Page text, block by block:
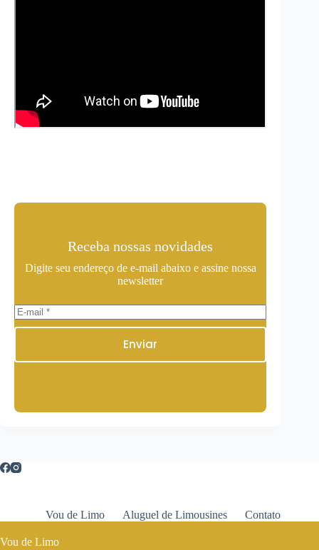
Receba nossas novidades
Digite seu endereço de e-mail abaixo e assine nossa
newsletter
Enviar
Vou de Limo Aluguel de Limousines Contato
Vou de Limo